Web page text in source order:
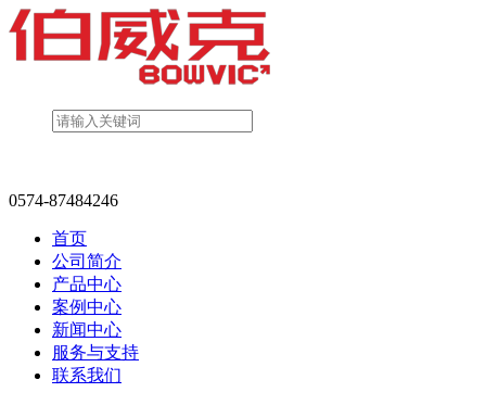
0574-87484246
首页
公司简介
产品中心
案例中心
新闻中心
服务与支持
联系我们